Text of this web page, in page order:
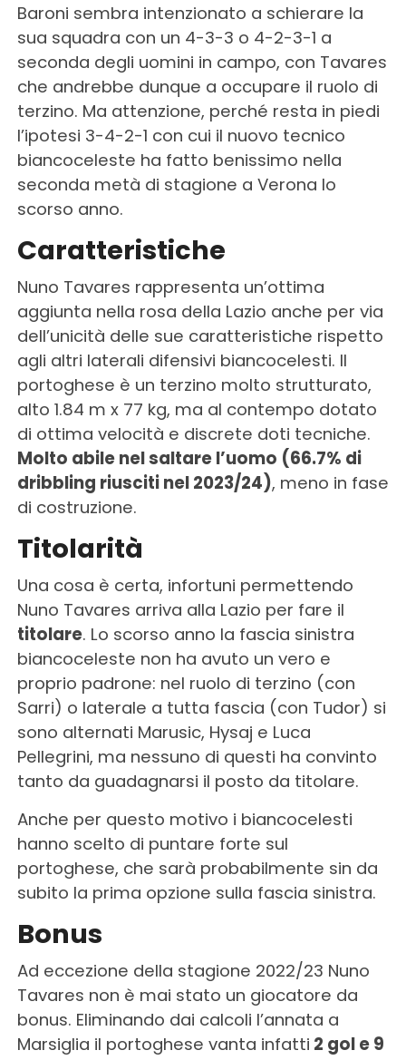
Baroni sembra intenzionato a schierare la
sua squadra con un 4-3-3 o 4-2-3-1 a
seconda degli uomini in campo, con Tavares
che andrebbe dunque a occupare il ruolo di
terzino. Ma attenzione, perché resta in piedi
l’ipotesi 3-4-2-1 con cui il nuovo tecnico
biancoceleste ha fatto benissimo nella
seconda metà di stagione a Verona lo
scorso anno.
Caratteristiche
Nuno Tavares rappresenta un’ottima
aggiunta nella rosa della Lazio anche per via
dell’unicità delle sue caratteristiche rispetto
agli altri laterali difensivi biancocelesti. Il
portoghese è un terzino molto strutturato,
alto 1.84 m x 77 kg, ma al contempo dotato
di ottima velocità e discrete doti tecniche.
Molto abile nel saltare l’uomo (66.7% di
dribbling riusciti nel 2023/24), meno in fase
di costruzione.
Titolarità
Una cosa è certa, infortuni permettendo
Nuno Tavares arriva alla Lazio per fare il
titolare. Lo scorso anno la fascia sinistra
biancoceleste non ha avuto un vero e
proprio padrone: nel ruolo di terzino (con
Sarri) o laterale a tutta fascia (con Tudor) si
sono alternati Marusic, Hysaj e Luca
Pellegrini, ma nessuno di questi ha convinto
tanto da guadagnarsi il posto da titolare.
Anche per questo motivo i biancocelesti
hanno scelto di puntare forte sul
portoghese, che sarà probabilmente sin da
subito la prima opzione sulla fascia sinistra.
Bonus
Ad eccezione della stagione 2022/23 Nuno
Tavares non è mai stato un giocatore da
bonus. Eliminando dai calcoli l’annata a
Marsiglia il portoghese vanta infatti 2 gol e 9